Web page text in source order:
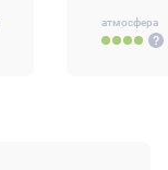
атмосфера